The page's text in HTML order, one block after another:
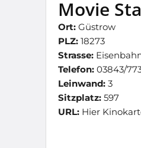
Movie
Ort: Güstrow
PLZ: 18273
Strasse:
Telefon: 03843/
Leinwand: 3
Sitzplatz: 597
URL: Hier